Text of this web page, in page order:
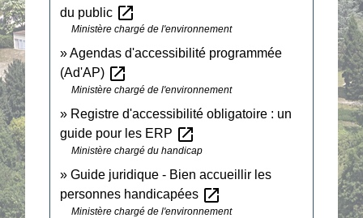
du public open_in_new
Ministère chargé de l'environnement
Agendas d'accessibilité programmée
(Ad'AP) open_in_new
Ministère chargé de l'environnement
Registre d'accessibilité obligatoire : un
guide pour les ERP open_in_new
Ministère chargé du handicap
Guide juridique - Bien accueillir les
personnes handicapées open_in_new
Ministère chargé de l'environnement